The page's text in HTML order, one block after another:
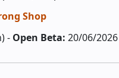
Shop
- Open Beta: 20/06/